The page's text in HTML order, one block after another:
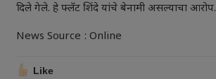
दिले गेले. हे फ्लॅट शिंदे यांचे बेनामी असल्याचा आरोप.
News Source : Online
Like